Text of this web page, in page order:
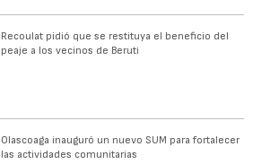
Recoulat pidió que se restituya el beneficio del
peaje a los vecinos de Beruti
Olascoaga inauguró un nuevo SUM para fortalecer
las actividades comunitarias